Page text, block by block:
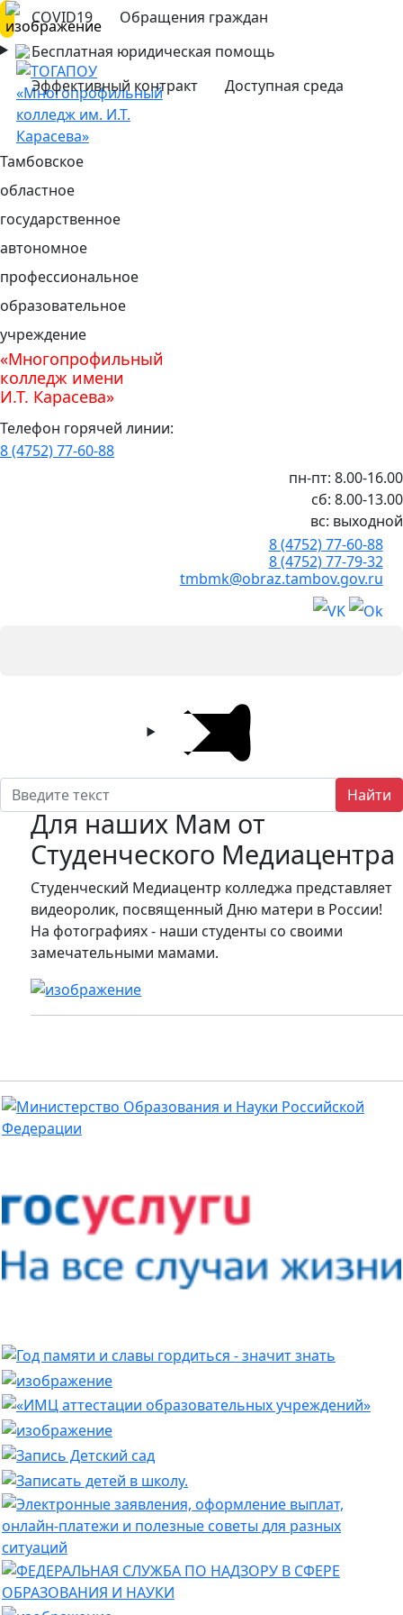
COVID19
Обращения граждан
Бесплатная юридическая помощь
Эффективный контракт
Доступная среда
Тамбовское
областное
государственное
автономное
профессиональное
образовательное
учреждение
«Многопрофильный
колледж имени
И.Т. Карасева»
Телефон горячей линии:
8 (4752) 77-60-88
пн-пт: 8.00-16.00
сб: 8.00-13.00
вс: выходной
8 (4752) 77-60-88
8 (4752) 77-79-32
tmbmk@obraz.tambov.gov.ru
Найти
Для наших Мам от
Студенческого Медиацентра
Студенческий Медиацентр колледжа представляет
видеоролик, посвященный Дню матери в России!
На фотографиях - наши студенты со своими
замечательными мамами.